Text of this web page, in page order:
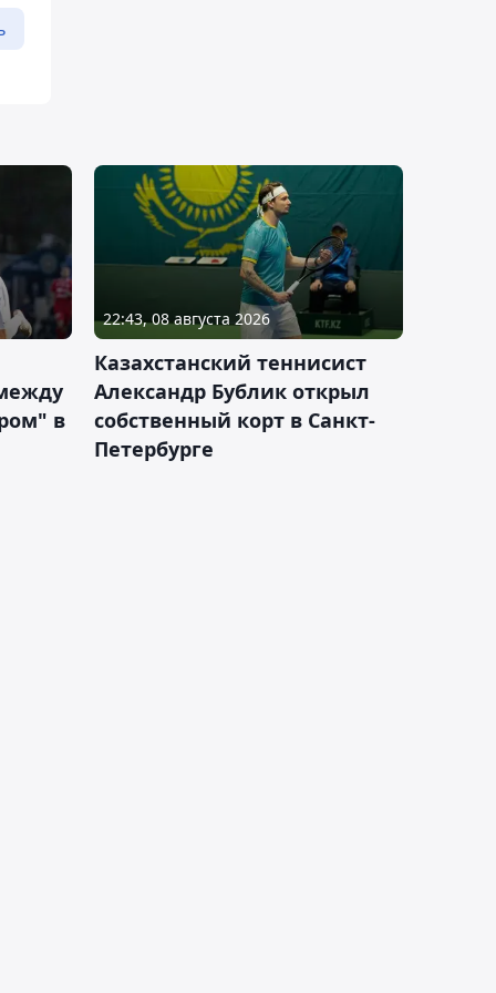
в
22:43, 08 августа 2026
Казахстанский теннисист
Александр Бублик открыл
собственный корт в Санкт-
Петербурге